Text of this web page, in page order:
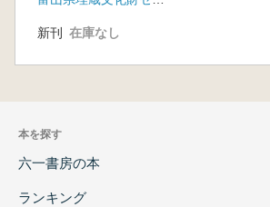
新刊 在庫なし
本を探す
六一書房の本
ランキング